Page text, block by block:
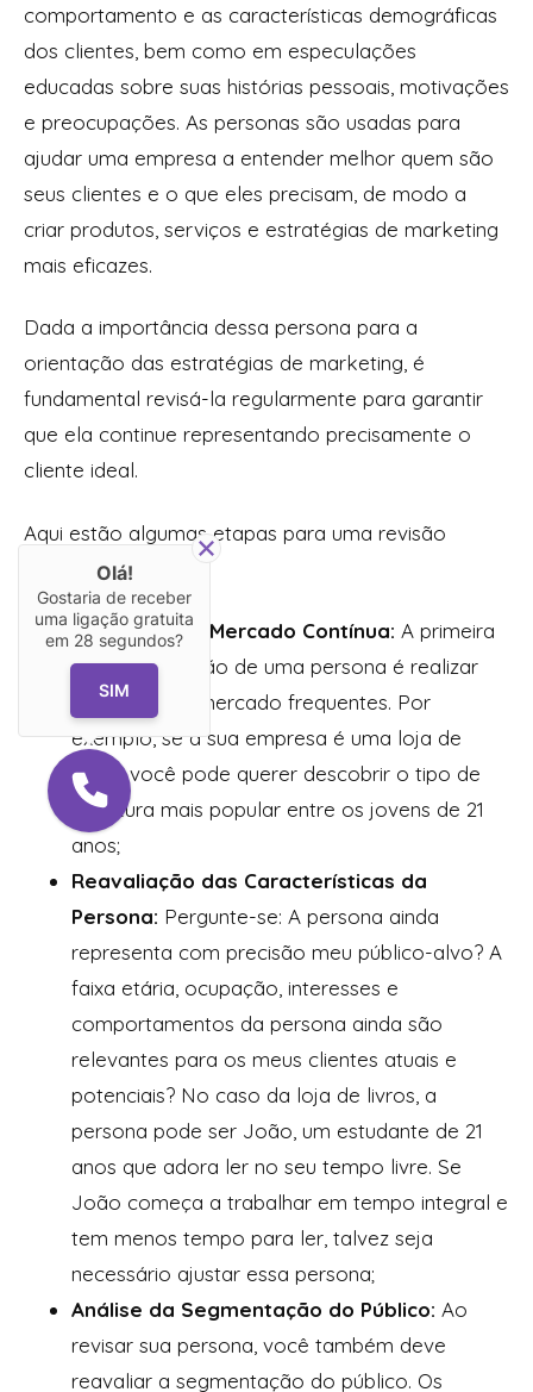
comportamento e as características demográficas
dos clientes, bem como em especulações
educadas sobre suas histórias pessoais, motivações
e preocupações. As personas são usadas para
ajudar uma empresa a entender melhor quem são
seus clientes e o que eles precisam, de modo a
criar produtos, serviços e estratégias de marketing
mais eficazes.
Dada a importância dessa persona para a
orientação das estratégias de marketing, é
fundamental revisá-la regularmente para garantir
que ela continue representando precisamente o
cliente ideal.
Aqui estão algumas etapas para uma revisão
efetiva de personas:
Pesquisas de Mercado Contínua: A primeira
etapa na revisão de uma persona é realizar
pesquisas de mercado frequentes. Por
exemplo, se a sua empresa é uma loja de
livros, você pode querer descobrir o tipo de
literatura mais popular entre os jovens de 21
anos;
Reavaliação das Características da
Persona: Pergunte-se: A persona ainda
representa com precisão meu público-alvo? A
faixa etária, ocupação, interesses e
comportamentos da persona ainda são
relevantes para os meus clientes atuais e
potenciais? No caso da loja de livros, a
persona pode ser João, um estudante de 21
anos que adora ler no seu tempo livre. Se
João começa a trabalhar em tempo integral e
tem menos tempo para ler, talvez seja
necessário ajustar essa persona;
Análise da Segmentação do Público: Ao
revisar sua persona, você também deve
reavaliar a segmentação do público. Os
Olá!
Gostaria de receber
uma ligação gratuita
em 28 segundos?
SIM